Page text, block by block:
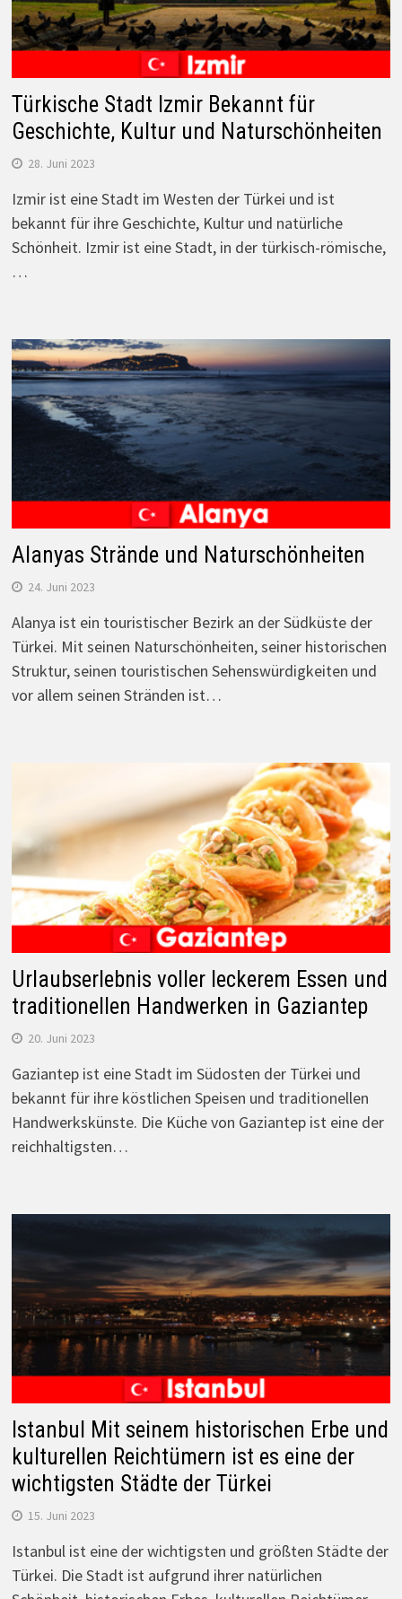
Türkische Stadt Izmir Bekannt für
Geschichte, Kultur und Naturschönheiten
28. Juni 2023
Izmir ist eine Stadt im Westen der Türkei und ist
bekannt für ihre Geschichte, Kultur und natürliche
Schönheit. Izmir ist eine Stadt, in der türkisch-römische,
…
Alanyas Strände und Naturschönheiten
24. Juni 2023
Alanya ist ein touristischer Bezirk an der Südküste der
Türkei. Mit seinen Naturschönheiten, seiner historischen
Struktur, seinen touristischen Sehenswürdigkeiten und
vor allem seinen Stränden ist…
Urlaubserlebnis voller leckerem Essen und
traditionellen Handwerken in Gaziantep
20. Juni 2023
Gaziantep ist eine Stadt im Südosten der Türkei und
bekannt für ihre köstlichen Speisen und traditionellen
Handwerkskünste. Die Küche von Gaziantep ist eine der
reichhaltigsten…
Istanbul Mit seinem historischen Erbe und
kulturellen Reichtümern ist es eine der
wichtigsten Städte der Türkei
15. Juni 2023
Istanbul ist eine der wichtigsten und größten Städte der
Türkei. Die Stadt ist aufgrund ihrer natürlichen